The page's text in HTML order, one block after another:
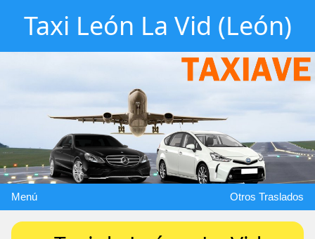
Taxi León La Vid (León)
Menú Otros Traslados